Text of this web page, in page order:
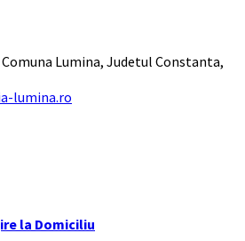
Comuna Lumina, Judetul Constanta,
lumina.ro
la Domiciliu